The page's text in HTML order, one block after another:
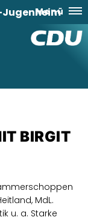
Jugenheim
Menü
BIRGIT
MdL.
u. a. Starke